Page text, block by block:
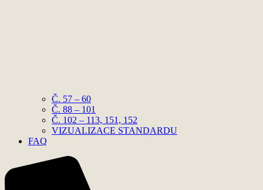
Č. 57 – 60
Č. 88 – 101
Č. 102 – 113, 151, 152
VIZUALIZACE STANDARDU
FAQ